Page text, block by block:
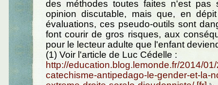
des méthodes toutes faites n'est pas
opinion discutable, mais que, en
évaluations, ces pseudo-outils sont
font courir de gros risques, aux
pour le lecteur adulte que l'enfant
(1) Voir l'article de Luc Cédelle :
http://education.blog.lemonde.fr/2014/
catechisme-antipedago-le-gender-et-la-